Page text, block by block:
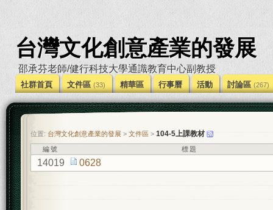
台灣文化創意產業的發展
邵承芬老師/健行科技大學通識教育中心副教授
社群首頁 文件區 (33) 精華區 行事曆 活動 討論區 (267)
位置: 台灣文化創意產業的發展 > 文件區 > 104-5上課教材
編號 標題
14019 0628